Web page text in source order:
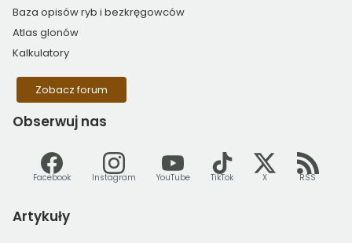
Baza opisów ryb i bezkręgowców
Atlas glonów
Kalkulatory
Zobacz forum
Obserwuj nas
Facebook Instagram YouTube TikTok X RSS
Artykuły